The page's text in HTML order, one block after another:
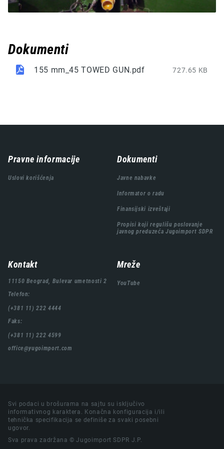
Dokumenti
155 mm_45 TOWED GUN.pdf 727.65 KB
Навигација
подножја
Pravne informacije
Uslovi korišćenja
Dokumenti
Javne nabavke
Informator o radu
Finansijski izveštaji
Propisi koji regulišu poslovanje
javnog preduzeća Jugoimport SDPR
Kontakt
11150 Beograd, Bulevar umetnosti 2
Telefon:
(+381 11) 222 4444
Faks:
(+381 11) 222 4599
office@yugoimport.com
Mreže
YouTube
Svi podaci u brošurama na sajtu su isključivo
informativnog karaktera. Konačna konfiguracija i/ili
tehnička specifikacija se definiše za svaki posebni
ugovor.
Sva prava zadržana © Jugoimport SDPR J.P.